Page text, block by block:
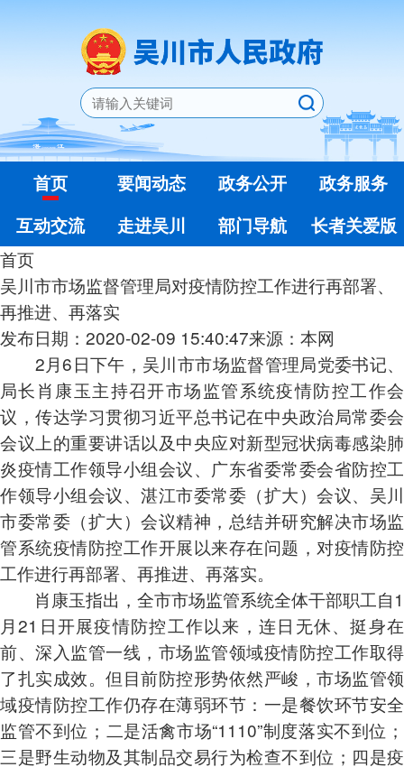
首页 要闻动态 政务公开
政务服务
互动交流
走进吴川 部门导航
长者关爱版
首页
吴川市市场监督管理局对疫情防控工作进行再部署、
再推进、再落实
发布日期：2020-02-09 15:40:47来源：本网
2月6日下午，吴川市市场监督管理局党委书记、
局长肖康玉主持召开市场监管系统疫情防控工作会
议，传达学习贯彻习近平总书记在中央政治局常委会
会议上的重要讲话以及中央应对新型冠状病毒感染肺
炎疫情工作领导小组会议、广东省委常委会省防控工
作领导小组会议、湛江市委常委（扩大）会议、吴川
市委常委（扩大）会议精神，总结并研究解决市场监
管系统疫情防控工作开展以来存在问题，对疫情防控
工作进行再部署、再推进、再落实。
肖康玉指出，全市市场监管系统全体干部职工自1
月21日开展疫情防控工作以来，连日无休、挺身在
前、深入监管一线，市场监管领域疫情防控工作取得
了扎实成效。但目前防控形势依然严峻，市场监管领
域疫情防控工作仍存在薄弱环节：一是餐饮环节安全
监管不到位；二是活禽市场“1110”制度落实不到位；
三是野生动物及其制品交易行为检查不到位；四是疫